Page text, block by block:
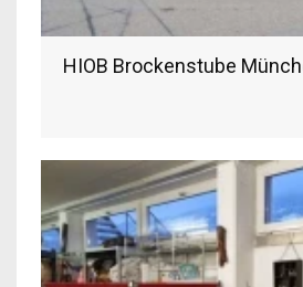
HIOB Brockenstube